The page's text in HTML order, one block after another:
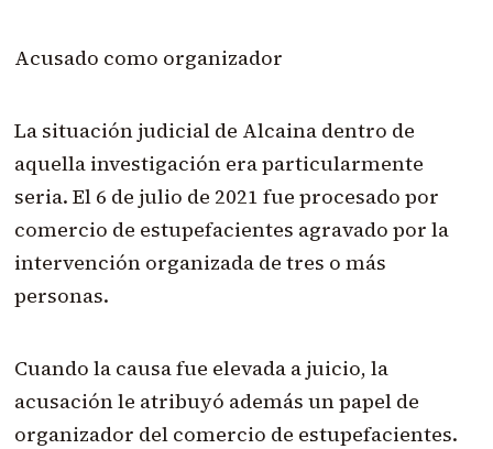
Acusado como organizador
La situación judicial de Alcaina dentro de
aquella investigación era particularmente
seria. El 6 de julio de 2021 fue procesado por
comercio de estupefacientes agravado por la
intervención organizada de tres o más
personas.
Cuando la causa fue elevada a juicio, la
acusación le atribuyó además un papel de
organizador del comercio de estupefacientes.